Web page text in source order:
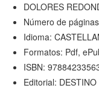
DOLORES
Número de
Idioma:
Formatos: Pdf,
ISBN:
Editorial: DESTINO